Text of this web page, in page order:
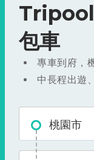
Tripool
包車
專車到府，
中長程出遊
桃園市